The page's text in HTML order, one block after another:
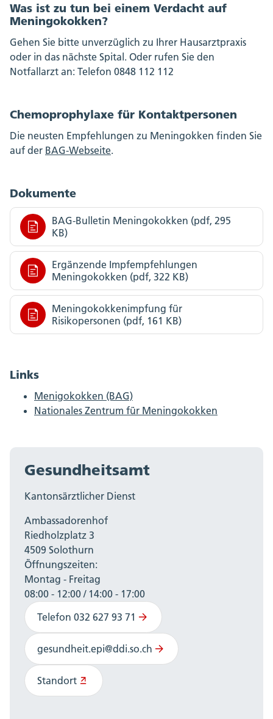
Was ist zu tun bei einem Verdacht auf
Meningokokken?
Gehen Sie bitte unverzüglich zu Ihrer Hausarztpraxis
oder in das nächste Spital. Oder rufen Sie den
Notfallarzt an: Telefon 0848 112 112
Chemoprophylaxe für Kontaktpersonen
Die neusten Empfehlungen zu Meningokken finden Sie
auf der BAG-Webseite.
Dokumente
BAG-Bulletin Meningokokken (pdf, 295
KB)
Ergänzende Impfempfehlungen
Meningokokken (pdf, 322 KB)
Meningokokkenimpfung für
Risikopersonen (pdf, 161 KB)
Links
Menigokokken (BAG)
Nationales Zentrum für Meningokokken
Gesundheitsamt
Kantonsärztlicher Dienst
Ambassadorenhof
Riedholzplatz 3
4509 Solothurn
Öffnungszeiten:
Montag - Freitag
08:00 - 12:00 / 14:00 - 17:00
Telefon 032 627 93 71
gesundheit.epi@ddi.so.ch
Standort